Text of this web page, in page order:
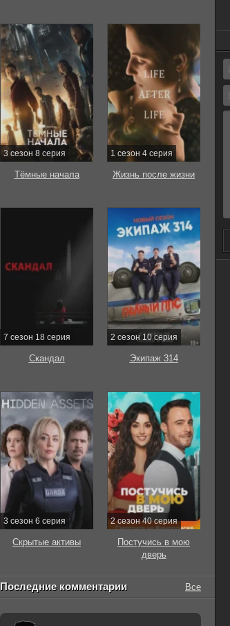
3 сезон 8 серия
Тёмные начала
1 сезон 4 серия
Жизнь после жизни
7 сезон 18 серия
Скандал
2 сезон 10 серия
Экипаж 314
3 сезон 6 серия
Скрытые активы
2 сезон 40 серия
Постучись в мою
дверь
Последние комментарии Все